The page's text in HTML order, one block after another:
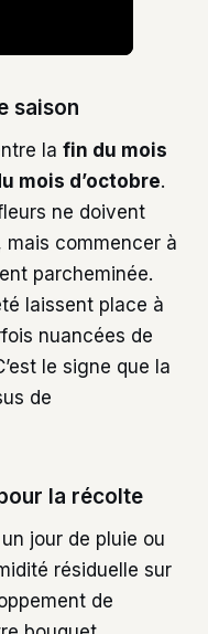
saison
la fin du mois
mois d’octobre.
ne doivent
mais commencer à
parcheminée.
laissent place à
nuancées de
le signe que la
de
la récolte
jour de pluie ou
résiduelle sur
de